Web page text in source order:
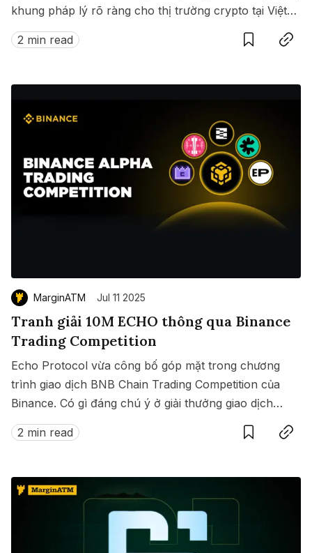
khung pháp lý rõ ràng cho thị trường crypto tại Việt
Nam.
2 min read
SaveCopy link
MarginATM Jul 11 2025
Tranh giải 10M ECHO thông qua Binance
Trading Competition
Echo Protocol vừa công bố góp mặt trong chương
trình giao dịch BNB Chain Trading Competition của
Binance. Có gì đáng chú ý ở giải thưởng giao dịch
này?
2 min read
SaveCopy link